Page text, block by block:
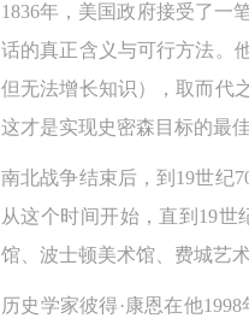
1836年，美国政府接受了一
话的真正含义与可行方法。
但无法增长知识），取而代
这才是实现史密森目标的最佳
南北战争结束后，到19世纪
从这个时间开始，直到19
馆、波士顿美术馆、费城艺
历史学家彼得·康恩在他